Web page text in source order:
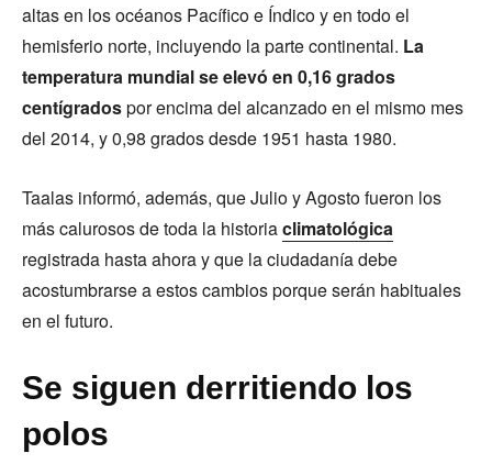
altas en los océanos Pacífico e Índico y en todo el
hemisferio norte, incluyendo la parte continental. La
temperatura mundial se elevó en 0,16 grados
centígradospor encima del alcanzado en el mismo mes
del 2014, y 0,98 grados desde 1951 hasta 1980.
Taalas informó, además, que Julio y Agosto fueron los
más calurosos de toda la historiaclimatológica
registrada hasta ahora y que la ciudadanía debe
acostumbrarse a estos cambios porque serán habituales
en el futuro.
Se siguen derritiendo los
polos